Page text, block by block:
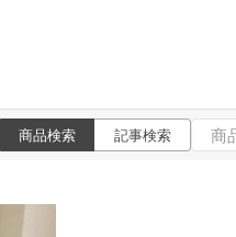
商品検索 記事検索